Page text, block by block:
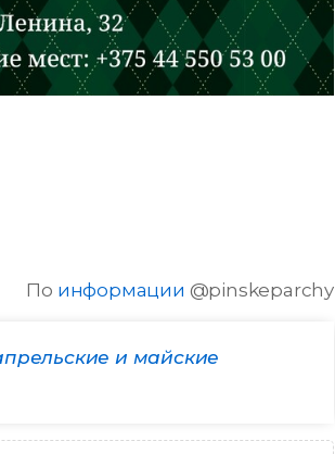
По информации @pinskeparchy
и майские